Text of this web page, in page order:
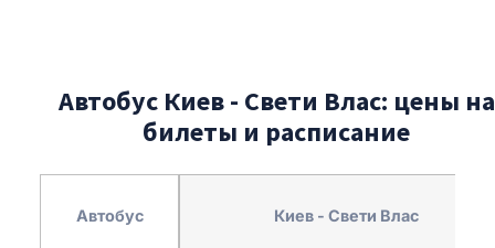
Автобус Киев - Свети Влас: цены на
билеты и расписание
Автобус Киев - Свети Влас